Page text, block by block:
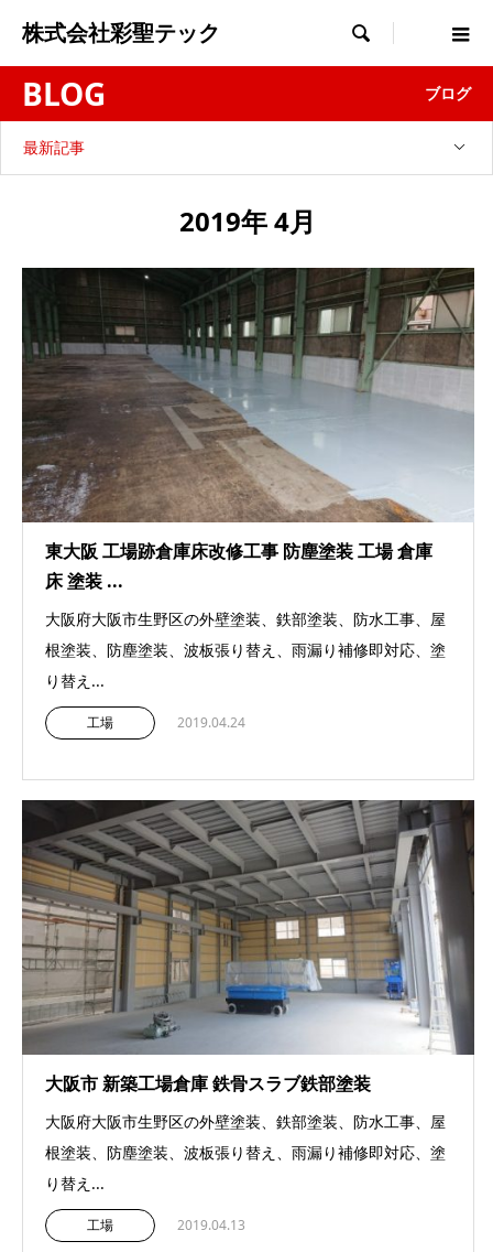
株式会社彩聖テック 
BLOG ブログ
最新記事
2019年 4月
東大阪 工場跡倉庫床改修工事 防塵塗装 工場 倉庫
床 塗装 ...
大阪府大阪市生野区の外壁塗装、鉄部塗装、防水工事、屋
根塗装、防塵塗装、波板張り替え、雨漏り補修即対応、塗
り替え...
工場 2019.04.24
大阪市 新築工場倉庫 鉄骨スラブ鉄部塗装
大阪府大阪市生野区の外壁塗装、鉄部塗装、防水工事、屋
根塗装、防塵塗装、波板張り替え、雨漏り補修即対応、塗
り替え...
工場 2019.04.13